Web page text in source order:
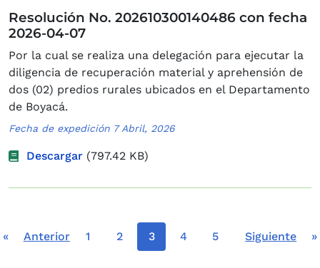
Resolución No. 202610300140486 con fecha
2026-04-07
Por la cual se realiza una delegación para ejecutar la
diligencia de recuperación material y aprehensión de
dos (02) predios rurales ubicados en el Departamento
de Boyacá.
Fecha de expedición 7 Abril, 2026
Descargar (797.42 KB)
Paginación
Primera página
« Página anterior
Anterior Página
1 Página
2 Página actual
3 Página
4 Página
5 Siguiente
Siguiente »